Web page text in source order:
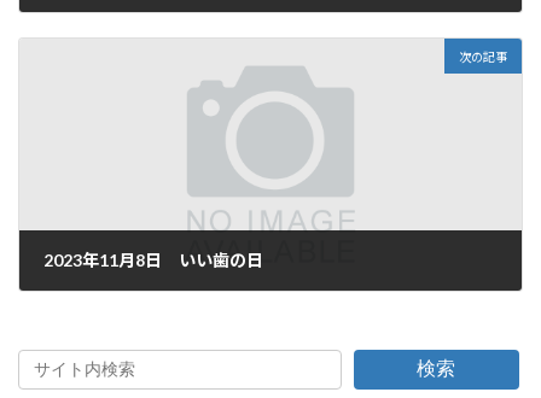
次の記事
2023年11月8日 いい歯の日
検索